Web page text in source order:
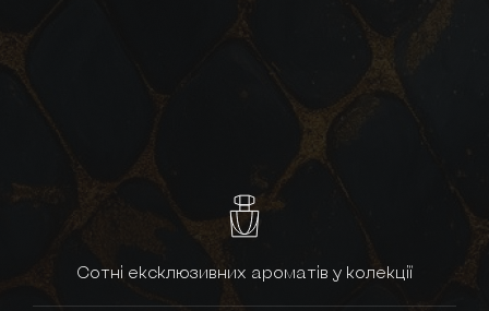
Сотні ексклюзивних ароматів у колекції